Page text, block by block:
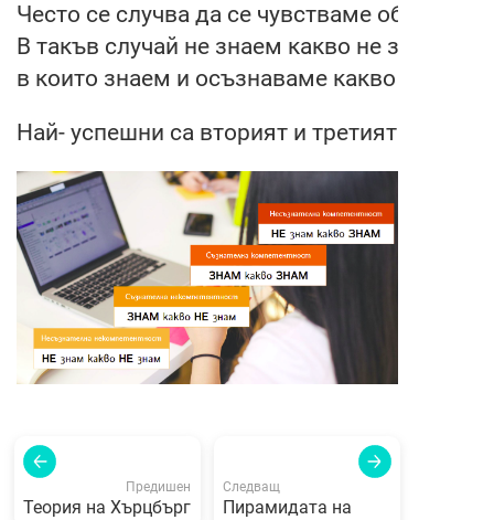
Често се случва да се чувстваме
В такъв случай не знаем какво не знаем.
в които знаем и осъзнаваме какво не
Най- успешни са вторият и третият
Предишен
Теория на Хърцбърг
Следващ
Пирамидата на